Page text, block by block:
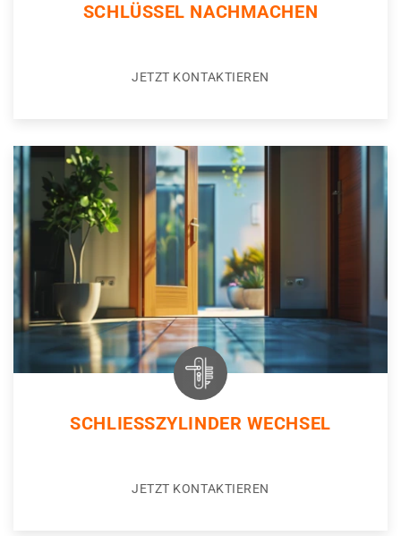
SCHLÜSSEL NACHMACHEN
JETZT KONTAKTIEREN
SCHLIESSZYLINDER WECHSEL
JETZT KONTAKTIEREN